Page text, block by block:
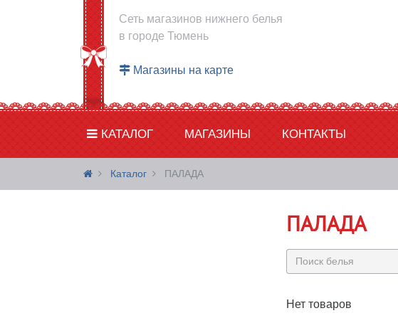
Сеть магазинов нижнего белья
в городе Тюмень
Магазины на карте
КАТАЛОГ МАГАЗИНЫ КОНТАКТЫ
Каталог ПАЛАДА
ПАЛАДА
Нет товаров